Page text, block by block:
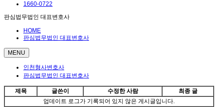
1660-0722
판심법무법인 대표변호사
HOME
판심법무법인 대표변호사
MENU
인천형사변호사
판심법무법인 대표변호사
제목 글쓴이 수정한 사람
최종 글
업데이트 로그가 기록되어 있지 않은 게시글입니다.